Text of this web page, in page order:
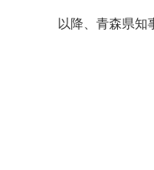
以降、青森県知